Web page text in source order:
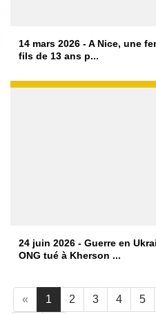
14 mars 2026 - A Nice, une
fils de 13 ans p...
24 juin 2026 - Guerre en
ONG tué à Kherson ...
« 1 2 3 4 5